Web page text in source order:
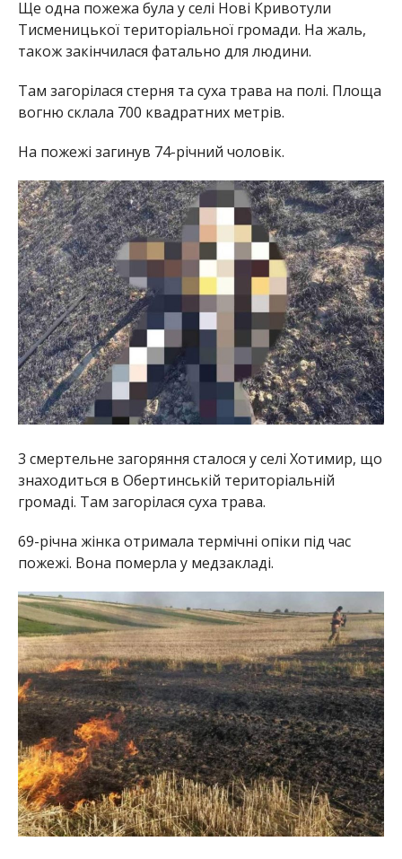
Ще одна пожежа була у селі Нові Кривотули
Тисменицької територіальної громади. На жаль,
також закінчилася фатально для людини.
Там загорілася стерня та суха трава на полі. Площа
вогню склала 700 квадратних метрів.
На пожежі загинув 74-річний чоловік.
3 смертельне загоряння сталося у селі Хотимир, що
знаходиться в Обертинській територіальній
громаді. Там загорілася суха трава.
69-річна жінка отримала термічні опіки під час
пожежі. Вона померла у медзакладі.